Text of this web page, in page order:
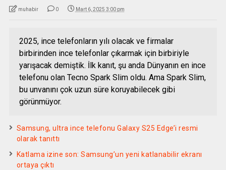
muhabir 0 Mart 6, 2025 3:00 pm
2025, ince telefonların yılı olacak ve firmalar
birbirinden ince telefonlar çıkarmak için birbiriyle
yarışacak demiştik. İlk kanıt, şu anda Dünyanın en ince
telefonu olan Tecno Spark Slim oldu. Ama Spark Slim,
bu unvanını çok uzun süre koruyabilecek gibi
görünmüyor.
Samsung, ultra ince telefonu Galaxy S25 Edge’i resmi
olarak tanıttı
Katlama izine son: Samsung’un yeni katlanabilir ekranı
ortaya çıktı